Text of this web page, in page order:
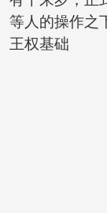
等人的操作之
王权基础